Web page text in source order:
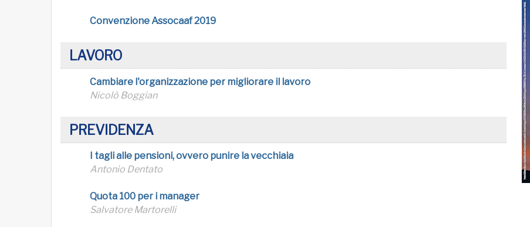
Convenzione Assocaaf 2019
LAVORO
Cambiare l'organizzazione per migliorare il lavoro
Nicolò Boggian
PREVIDENZA
I tagli alle pensioni, ovvero punire la vecchiaia
Antonio Dentato
Quota 100 per i manager
Salvatore Martorelli